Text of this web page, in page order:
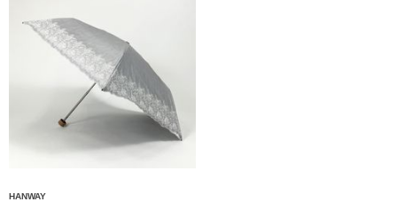
HANWAY